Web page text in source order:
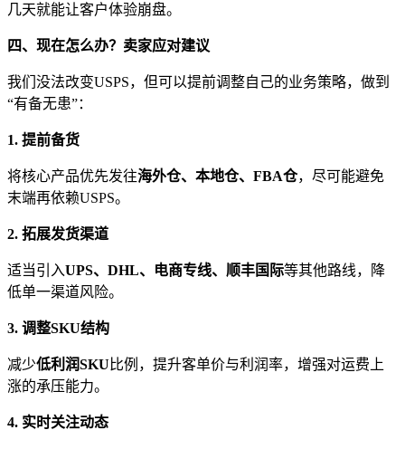
几天就能让客户体验崩盘。
四、现在怎么办？卖家应对建议
我们没法改变USPS，但可以提前调整自己的业务策略，做到
“有备无患”：
1. 提前备货
将核心产品优先发往海外仓、本地仓、FBA仓，尽可能避免
末端再依赖USPS。
2. 拓展发货渠道
适当引入UPS、DHL、电商专线、顺丰国际等其他路线，降
低单一渠道风险。
3. 调整SKU结构
减少低利润SKU 比例，提升客单价与利润率，增强对运费上
涨的承压能力。
4. 实时关注动态